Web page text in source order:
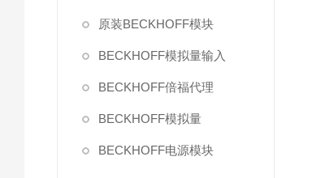
原装BECKHOFF模块
BECKHOFF模拟量输入
BECKHOFF倍福代理
BECKHOFF模拟量
BECKHOFF电源模块